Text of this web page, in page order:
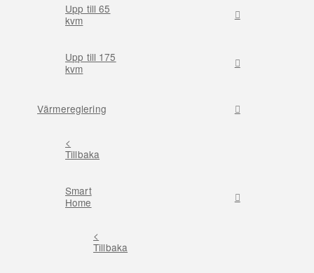
Upp till 65
kvm
Upp till 175
kvm
Värmereglering
<
Tillbaka
Smart
Home
<
Tillbaka